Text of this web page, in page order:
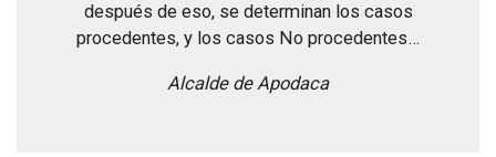
después de eso, se determinan los casos
procedentes, y los casos No procedentes…
Alcalde de Apodaca